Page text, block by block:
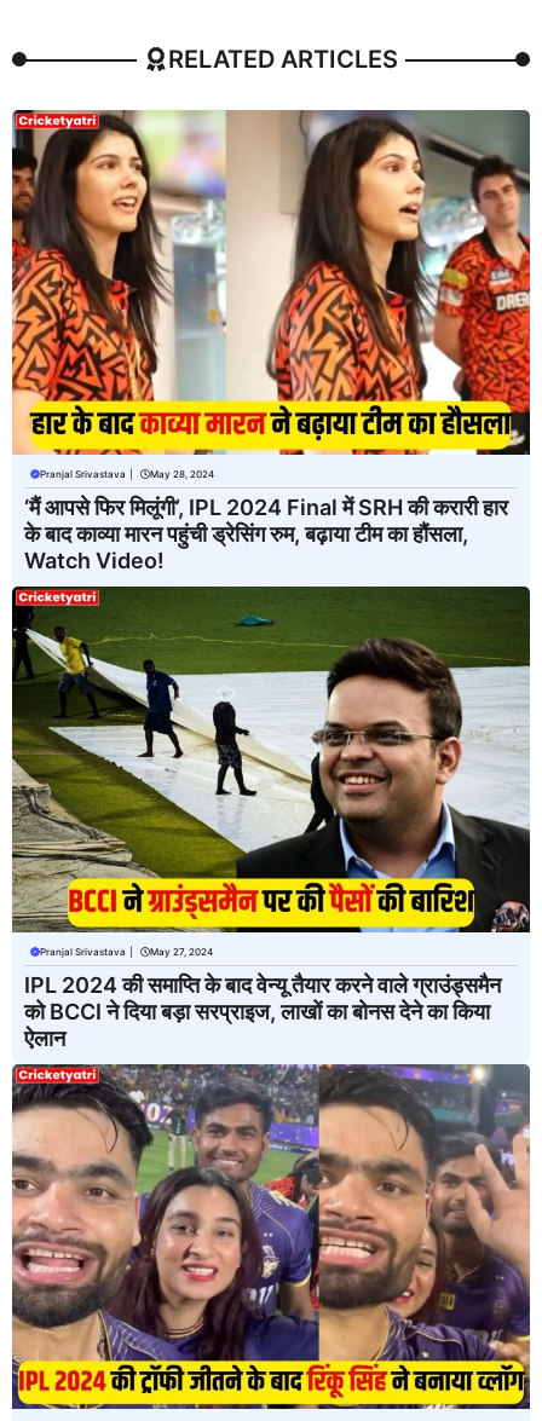
RELATED ARTICLES
Pranjal Srivastava May 28, 2024
‘मैं आपसे फिर मिलूंगी’, IPL 2024 Final में SRH की करारी हार
के बाद काव्या मारन पहुंची ड्रेसिंग रुम, बढ़ाया टीम का हौंसला,
Watch Video!
Pranjal Srivastava May 27, 2024
IPL 2024 की समाप्ति के बाद वेन्यू तैयार करने वाले ग्राउंड्समैन
को BCCI ने दिया बड़ा सरप्राइज, लाखों का बोनस देने का किया
ऐलान